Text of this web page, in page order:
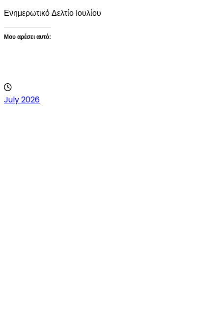
Ενημερωτικό Δελτίο Ιουλίου
Μου αρέσει αυτό:
July 2026